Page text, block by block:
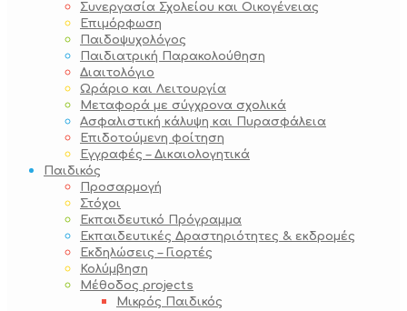
Συνεργασία Σχολείου και Οικογένειας
Επιμόρφωση
Παιδοψυχολόγος
Παιδιατρική Παρακολούθηση
Διαιτολόγιο
Ωράριο και Λειτουργία
Μεταφορά με σύγχρονα σχολικά
Ασφαλιστική κάλυψη και Πυρασφάλεια
Επιδοτούμενη φοίτηση
Εγγραφές – Δικαιολογητικά
Παιδικός
Προσαρμογή
Στόχοι
Εκπαιδευτικό Πρόγραμμα
Εκπαιδευτικές Δραστηριότητες & εκδρομές
Εκδηλώσεις – Γιορτές
Κολύμβηση
Μέθοδος projects
Μικρός Παιδικός